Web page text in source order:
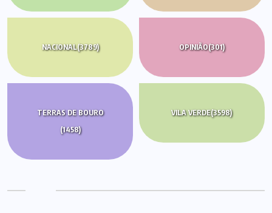
NACIONAL(3789) OPINIÃO(301)
TERRAS DE BOURO
(1458)
VILA VERDE(3598)